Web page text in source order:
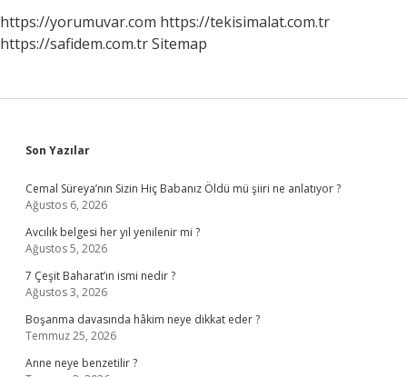
https://yorumuvar.com https://tekisimalat.com.tr
https://safidem.com.trSitemap
Sidebar
Son Yazılar
Cemal Süreya’nın Sizin Hiç Babanız Öldü mü şiiri ne anlatıyor ?
Ağustos 6, 2026
Avcılık belgesi her yıl yenilenir mi ?
Ağustos 5, 2026
7 Çeşit Baharat’ın ismi nedir ?
Ağustos 3, 2026
Boşanma davasında hâkim neye dikkat eder ?
Temmuz 25, 2026
Anne neye benzetilir ?